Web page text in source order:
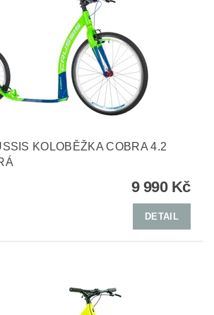
KOLOBĚŽKA COBRA 4.2
9 990 Kč
DETAIL